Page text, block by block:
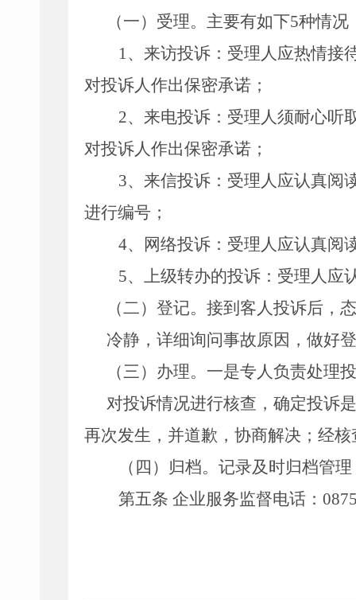
（一） 受理。 主要有如下5种情况
1、 来访投诉：受理人应热情接
对投诉人作出保密承诺；
2、 来电投诉：受理人须耐心听
对投诉人作出保密承诺；
3、 来信投诉：受理人应认真阅
进行编号；
4、
网络投诉：受理人应认真阅
5、 上级转办的投诉：受理人应
（二） 登记。 接到客人投诉后，
冷静，详细询问事故原因，做好
（三） 办理。一是专人负责处理
对投诉情况进行核查，确定投诉
再次发生，并道歉，协商解决；经
（四）归档。 记录及时归档管
第五条 企业服务监督电话：